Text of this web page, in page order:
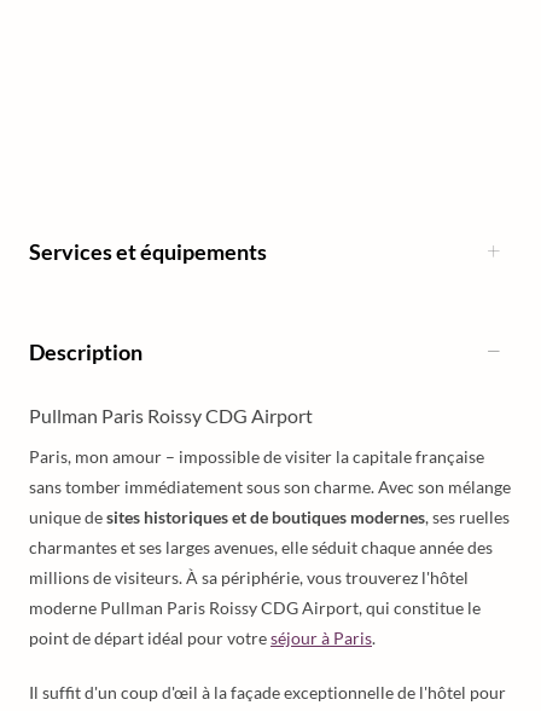
Services et équipements
Description
Pullman Paris Roissy CDG Airport
Paris, mon amour – impossible de visiter la capitale française
sans tomber immédiatement sous son charme. Avec son mélange
unique desites historiques et de boutiques modernes, ses ruelles
charmantes et ses larges avenues, elle séduit chaque année des
millions de visiteurs. À sa périphérie, vous trouverez l'hôtel
moderne Pullman Paris Roissy CDG Airport, qui constitue le
point de départ idéal pour votreséjour à Paris.
Il suffit d'un coup d'œil à la façade exceptionnelle de l'hôtel pour